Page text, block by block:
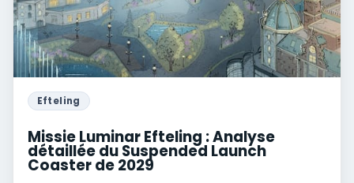
Efteling
Missie Luminar Efteling : Analyse
détaillée du Suspended Launch
Coaster de 2029